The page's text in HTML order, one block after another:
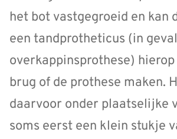
het bot vastgegroeid en kan
een tandprotheticus (in
overkappinsprothese)
brug of de prothese maken.
daarvoor onder plaatselijke
soms eerst een klein stukje